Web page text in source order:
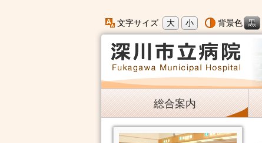
文字サイズ 大 小 背景色 黒
総合案内